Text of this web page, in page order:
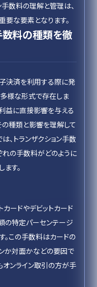
手数料の理解と管理は、
な要素となります。
数料の種類を徹
決済を利用する際に発
様な形式で存在しま
益に直接影響を与える
種類と影響を理解して
、トランザクション手数
の手数料がどのように
す。
カードやデビットカード
の特定パーセンテージ
この手数料はカードの
か対面かなどの要因で
オンライン取引の方が手